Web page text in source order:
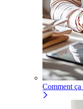
Comment ça